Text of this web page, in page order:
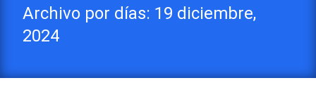
Archivo por días: 19 diciembre,
2024